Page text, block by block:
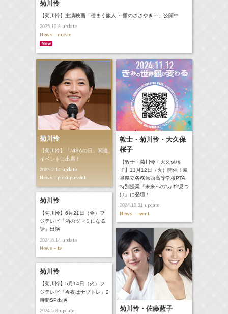
菊川怜
【菊川怜】主演映画「種まく旅人 ～醪のささやき～」公開中
2025.10.8update
News - movie
菊川怜
【菊川怜】「NISAの日」関連
イベントに出席！
2025.2.14update
News - pickup,event
敦士・菊川怜・大久保
桜子
【敦士・菊川怜・大久保桜
子】11月12日（火）開催！岐
阜県立各務原西高等学校PTA
特別授業「未来への”カギ”見つ
け」に登壇！
2024.10.31update
News - event
菊川怜
【菊川怜】6月21日（金）フ
ジテレビ「酒のツマミになる
話」出演
2024.6.14update
News - tv
菊川怜・佐藤藍子
菊川怜
【菊川怜】5月14日（火）フ
ジテレビ「今夜はナゾトレ」2
時間SP出演
2024.5.8update